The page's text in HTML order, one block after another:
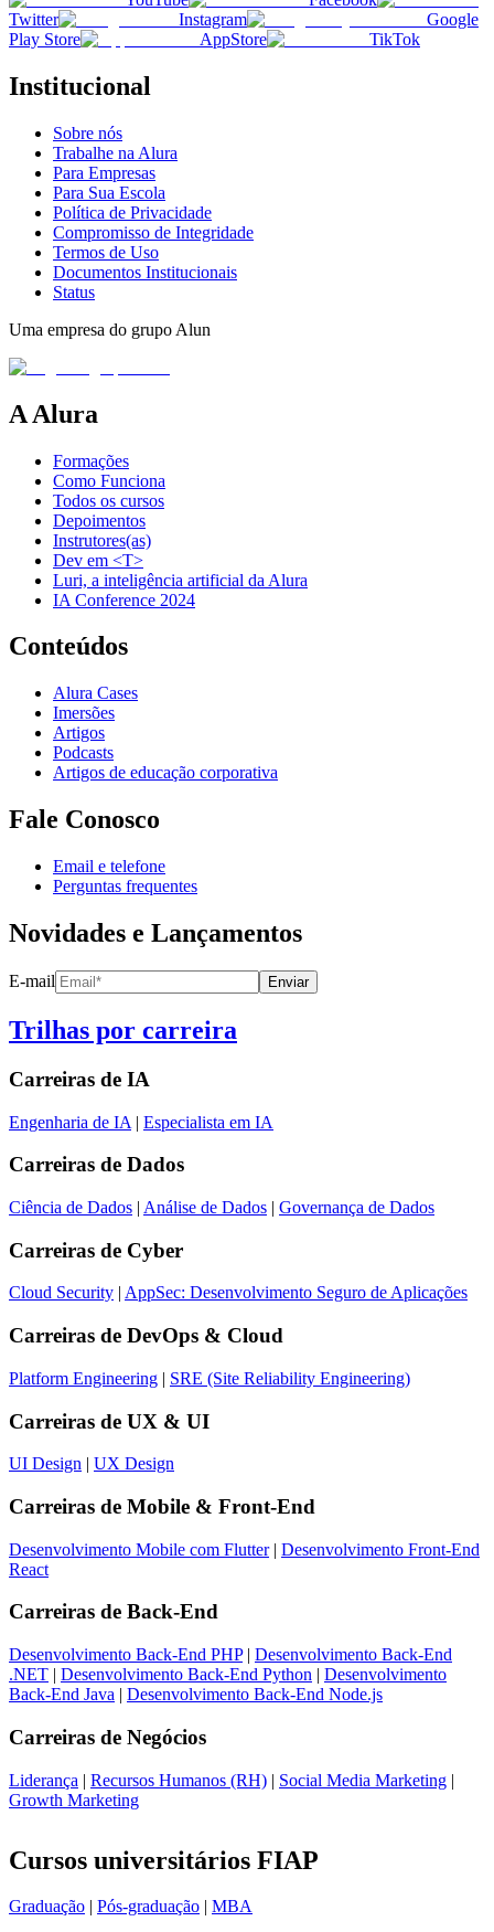
Twitter
Instagram
Google
Play Store
AppStore TikTok
Institucional
Sobre nós
Trabalhe na Alura
Para Empresas
Para Sua Escola
Política de Privacidade
Compromisso de Integridade
Termos de Uso
Documentos Institucionais
Status
Uma empresa do grupo Alun
A Alura
Formações
Como Funciona
Todos os cursos
Depoimentos
Instrutores(as)
Dev em <T>
Luri, a inteligência artificial da Alura
IA Conference 2024
Conteúdos
Alura Cases
Imersões
Artigos
Podcasts
Artigos de educação corporativa
Fale Conosco
Email e telefone
Perguntas frequentes
Novidades e Lançamentos
E-mail Enviar
Trilhas por carreira
Carreiras de IA
Engenharia de IA | Especialista em IA
Carreiras de Dados
Ciência de Dados | Análise de Dados | Governança de Dados
Carreiras de Cyber
Cloud Security | AppSec: Desenvolvimento Seguro de Aplicações
Carreiras de DevOps & Cloud
Platform Engineering | SRE (Site Reliability Engineering)
Carreiras de UX & UI
UI Design | UX Design
Carreiras de Mobile & Front-End
Desenvolvimento Mobile com Flutter| Desenvolvimento Front-End
React
Carreiras de Back-End
Desenvolvimento Back-End PHP| Desenvolvimento Back-End
.NET | Desenvolvimento Back-End Python | Desenvolvimento
Back-End Java | Desenvolvimento Back-End Node.js
Carreiras de Negócios
Liderança | Recursos Humanos (RH) | Social Media Marketing |
Growth Marketing
Cursos universitários FIAP
Graduação Pós-graduação MBA